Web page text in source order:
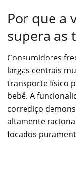
Por que a
supera as
Consumidores
largas centrais
transporte físico
bebê. A
corrediço
altamente
focados